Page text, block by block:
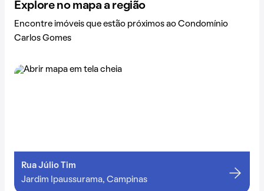
Explore no mapa a região
Encontre imóveis que estão próximos ao Condomínio
Carlos Gomes
Rua Júlio Tim
Jardim Ipaussurama, Campinas